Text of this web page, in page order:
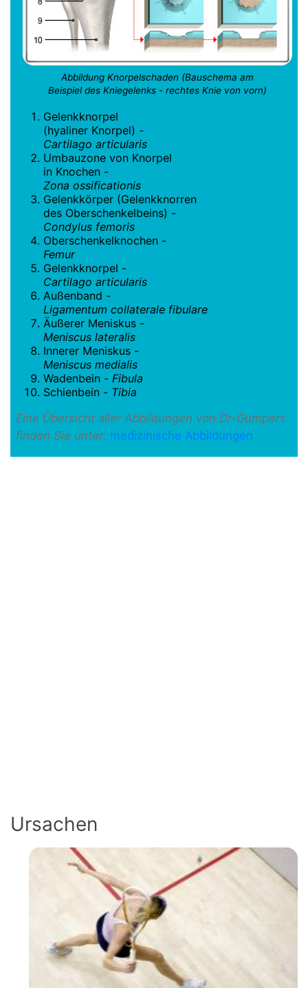
Abbildung Knorpelschaden (Bauschema am
Beispiel des Kniegelenks - rechtes Knie von vorn)
Gelenkknorpel
(hyaliner Knorpel) -
Cartilago articularis
Umbauzone von Knorpel
in Knochen -
Zona ossificationis
Gelenkkörper (Gelenkknorren
des Oberschenkelbeins) -
Condylus femoris
Oberschenkelknochen -
Femur
Gelenkknorpel -
Cartilago articularis
Außenband -
Ligamentum collaterale fibulare
Äußerer Meniskus -
Meniscus lateralis
Innerer Meniskus -
Meniscus medialis
Wadenbein - Fibula
Schienbein - Tibia
Eine Übersicht aller Abbildungen von Dr-Gumpert
finden Sie unter: medizinische Abbildungen
Ursachen